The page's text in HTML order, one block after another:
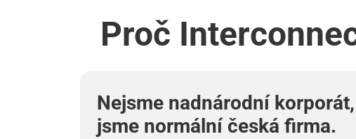
Proč
Nejsme nadnárodní korporát,
jsme normální česká firma.